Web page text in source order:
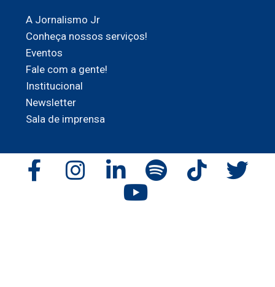
A Jornalismo Jr
Conheça nossos serviços!
Eventos
Fale com a gente!
Institucional
Newsletter
Sala de imprensa